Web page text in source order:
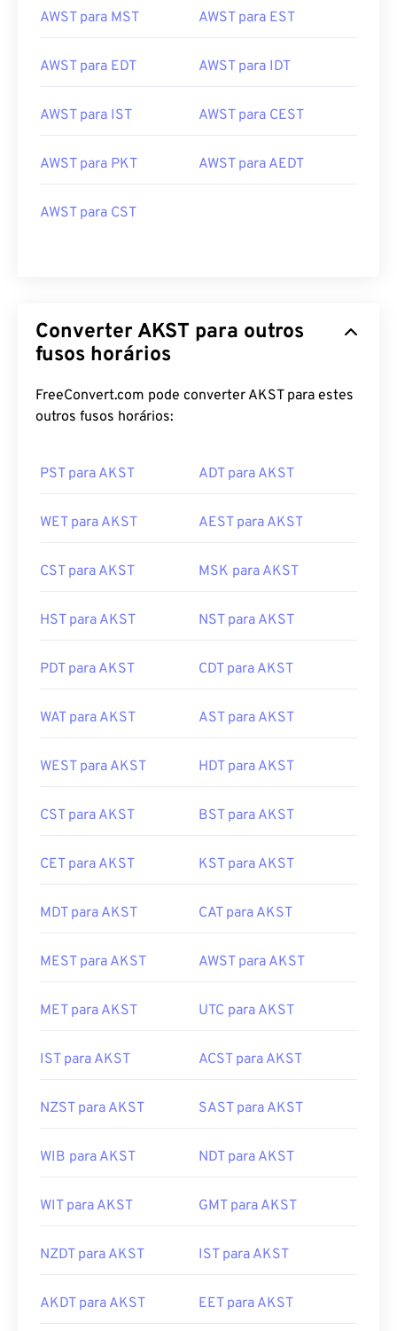
AWST para MST AWST para EST
AWST para EDT AWST para IDT
AWST para IST AWST para CEST
AWST para PKT AWST para AEDT
AWST para CST
Converter AKST para outros
fusos horários
FreeConvert.com pode converter AKST para estes
outros fusos horários:
PST para AKST ADT para AKST
WET para AKST AEST para AKST
CST para AKST MSK para AKST
HST para AKST NST para AKST
PDT para AKST CDT para AKST
WAT para AKST AST para AKST
WEST para AKST HDT para AKST
CST para AKST BST para AKST
CET para AKST KST para AKST
MDT para AKST CAT para AKST
MEST para AKST AWST para AKST
MET para AKST UTC para AKST
IST para AKST ACST para AKST
NZST para AKST SAST para AKST
WIB para AKST NDT para AKST
WIT para AKST GMT para AKST
NZDT para AKST IST para AKST
AKDT para AKST EET para AKST